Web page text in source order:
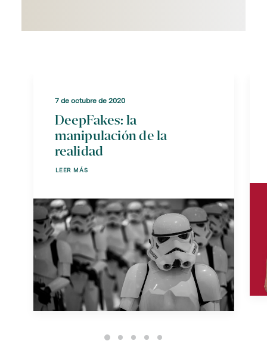
7 de octubre de 2020
DeepFakes: la
manipulación de la
realidad
LEER MÁS